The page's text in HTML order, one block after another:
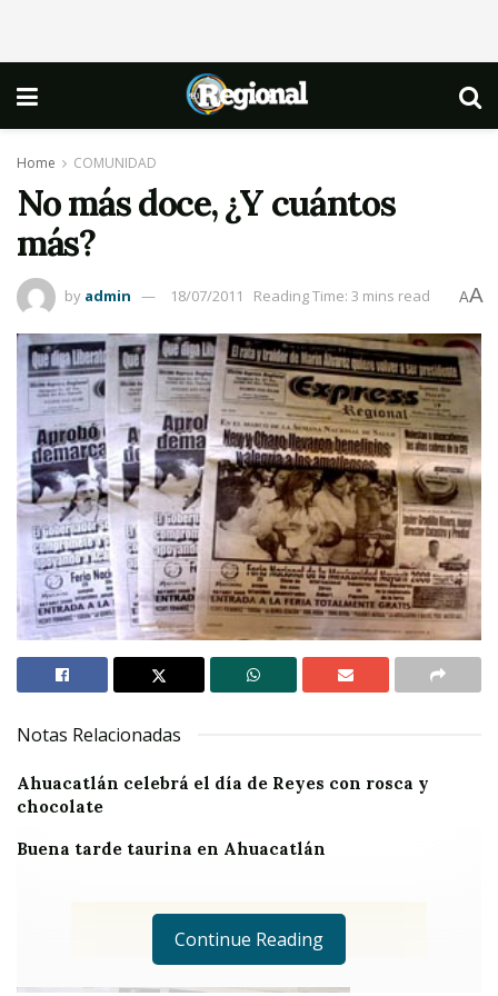
Home COMUNIDAD
No más doce, ¿Y cuántos
más?
by admin 18/07/2011 Reading Time: 3 mins read AA
Notas Relacionadas
Ahuacatlán celebrá el día de Reyes con rosca y
chocolate
Buena tarde taurina en Ahuacatlán
Continue Reading